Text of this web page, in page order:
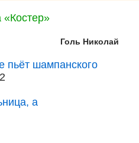
Голь Николай
пьёт шампанского
а